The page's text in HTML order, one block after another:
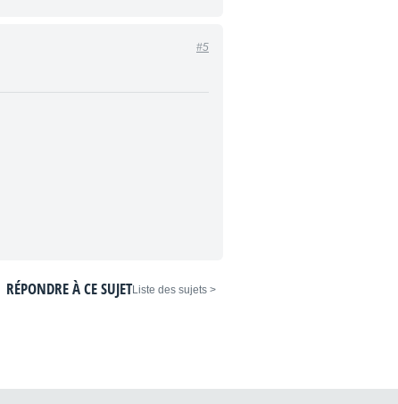
#5
< Liste des sujets
RÉPONDRE À CE SUJET